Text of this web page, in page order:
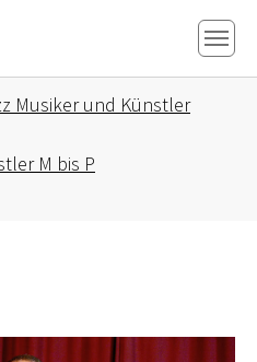
Musiker und Künstler
M bis P